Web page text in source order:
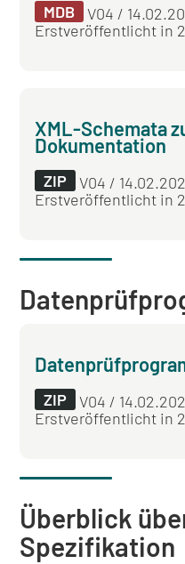
MDB
V04 /
Erstveröffentlicht in
XML-Schemata
Dokumentation
ZIP
V04 /
Erstveröffentlicht in
ZIP
V04 /
Erstveröffentlicht in
Überblick
Spezifikation